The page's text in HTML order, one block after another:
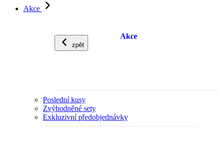
Akce
zpět
Akce
Poslední kusy
Zvýhodněné sety
Exkluzivní předobjednávky